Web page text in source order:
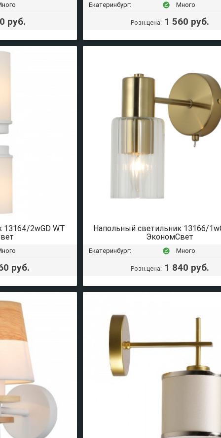
руб.
Екатеринбург: offline_pin Много
Розн.цена: 1 560 руб.
13164/2wGD WT
руб.
Напольный светильник 13166/
ЭкономСвет
Екатеринбург: offline_pin Много
Розн.цена: 1 840 руб.